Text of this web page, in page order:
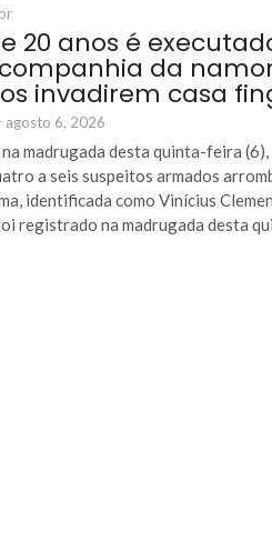
20 anos é
da
invadirem casa
agosto 6, 2026
madrugada desta quinta-feira
a seis suspeitos armados
identificada como Vinícius
registrado na madrugada desta